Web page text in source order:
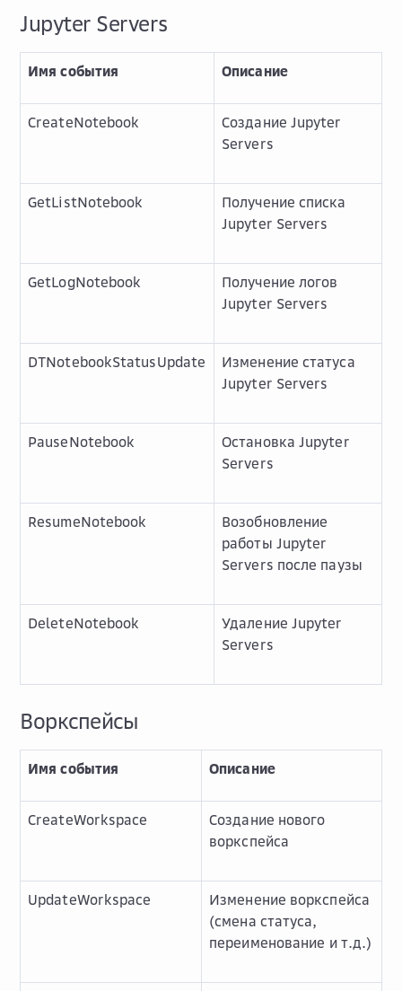
Jupyter Servers
Имя события Описание
CreateNotebook
Создание Jupyter
Servers
GetListNotebook
Получение списка
Jupyter Servers
GetLogNotebook
Получение логов
Jupyter Servers
DTNotebookStatusUpdate
Изменение статуса
Jupyter Servers
PauseNotebook
Остановка Jupyter
Servers
ResumeNotebook
Возобновление
работы Jupyter
Servers после паузы
DeleteNotebook
Удаление Jupyter
Servers
Воркспейсы
Имя события Описание
CreateWorkspace
Создание нового
воркспейса
UpdateWorkspace
Изменение воркспейса
(смена статуса,
переименование и т.д.)